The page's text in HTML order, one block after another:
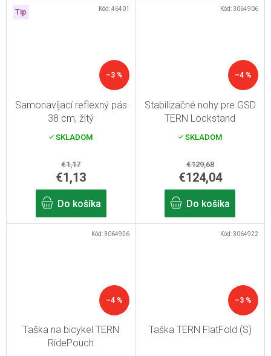
Tip
–3 %
Samonavíjací reflexný pás
38 cm, žltý
SKLADOM
€1,17
€1,13
Do košíka
Kód:46401
–4 %
Stabilizačné nohy pre GSD
TERN Lockstand
SKLADOM
€129,68
€124,04
Do košíka
Kód:3064906
–4 %
Taška na bicykel TERN
RidePouch
Kód:3064926
–3 %
Taška TERN FlatFold (S)
Kód:3064922